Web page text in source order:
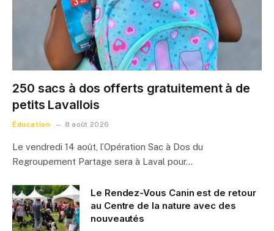
250 sacs à dos offerts gratuitement à de
petits Lavallois
Éducation 8 août 2026
Le vendredi 14 août, l’Opération Sac à Dos du
Regroupement Partage sera à Laval pour…
Le Rendez-Vous Canin est de retour
au Centre de la nature avec des
nouveautés